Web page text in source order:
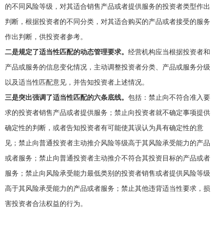
的不同风险等级，对其适合销售产品或者提供服务的投资者类型作出
判断，根据投资者的不同分类，对其适合购买的产品或者接受的服务
作出判断，供投资者参考。
二是规定了适当性匹配的动态管理要求。 经营机构应当根据投资者和
产品或服务的信息变化情况，主动调整投资者分类、产品或服务分级
以及适当性匹配意见，并告知投资者上述情况。
三是突出强调了适当性匹配的六条底线。 包括：禁止向不符合准入要
求的投资者销售产品或者提供服务；禁止向投资者就不确定事项提供
确定性的判断，或者告知投资者有可能使其误认为具有确定性的意
见；禁止向普通投资者主动推介风险等级高于其风险承受能力的产品
或者服务；禁止向普通投资者主动推介不符合其投资目标的产品或者
服务；禁止向风险承受能力最低类别的投资者销售或者提供风险等级
高于其风险承受能力的产品或者服务；禁止其他违背适当性要求，损
害投资者合法权益的行为。